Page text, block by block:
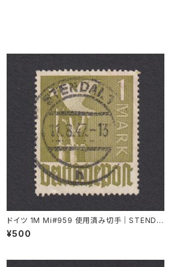
ドイツ 1M Mi#959 使用済み切手｜STENDA
L 11.8.1947
¥500